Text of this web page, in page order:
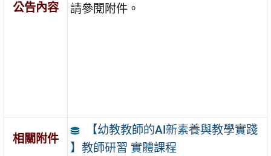
公告內容
請參閱附件。
相關附件
【幼教教師的AI新素養與教學實踐
】教師研習 實體課程